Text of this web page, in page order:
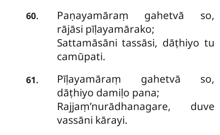
60.
Paṇayamāraṃ gahetvā so,
rājāsi pīḷayamārako;
Sattamāsāni tassāsi, dāṭhiyo tu
camūpati.
61.
Pīḷayamāraṃ gahetvā so,
dāṭhiyo damiḷo pana;
Rajjaṃ’nurādhanagare, duve
vassāni kārayi.